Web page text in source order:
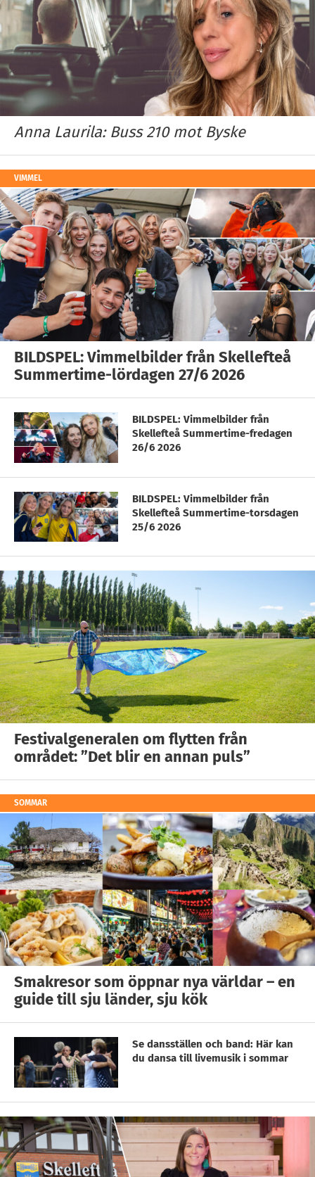
Anna Laurila: Buss 210 mot Byske
VIMMEL
BILDSPEL: Vimmelbilder från Skellefteå
Summertime-lördagen 27/6 2026
BILDSPEL: Vimmelbilder från
Skellefteå Summertime-fredagen
26/6 2026
BILDSPEL: Vimmelbilder från
Skellefteå Summertime-torsdagen
25/6 2026
Festivalgeneralen om flytten från
området: ”Det blir en annan puls”
SOMMAR
Smakresor som öppnar nya världar – en
guide till sju länder, sju kök
Se dansställen och band: Här kan
du dansa till livemusik i sommar